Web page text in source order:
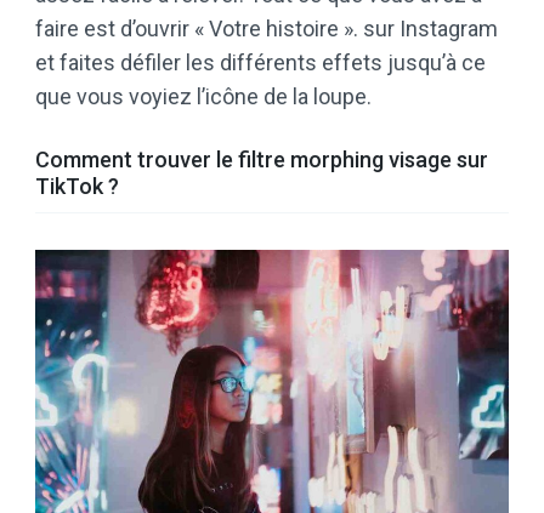
faire est d’ouvrir « Votre histoire ». sur Instagram
et faites défiler les différents effets jusqu’à ce
que vous voyiez l’icône de la loupe.
Comment trouver le filtre morphing visage sur
TikTok ?